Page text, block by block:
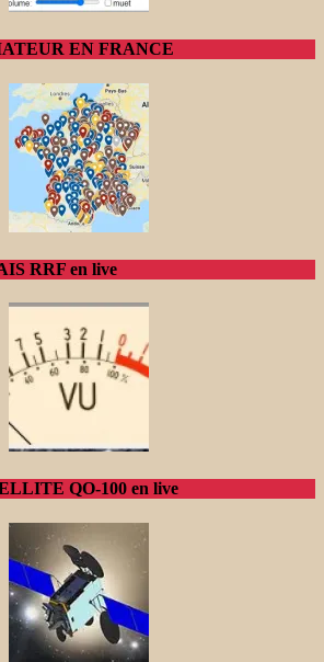
EN FRANCE
RRF en live
QO-100 en live